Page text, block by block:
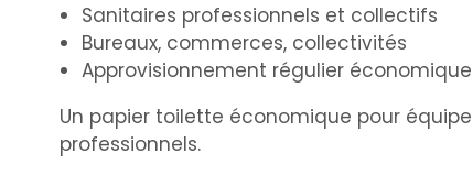
Sanitaires professionnels et collectifs
Bureaux, commerces, collectivités
Approvisionnement régulier économique
Un papier toilette économique pour
professionnels.